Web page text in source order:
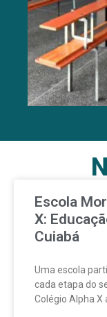
Escola
X:
Cuiabá
Uma escola
cada etapa do
Colégio Alpha